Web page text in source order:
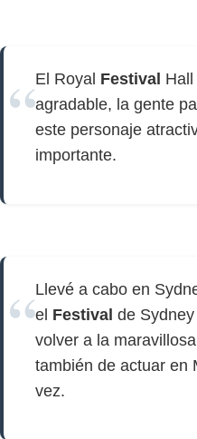
El Royal Festival
agradable, la gente
este personaje
importante.
Llevé a cabo en
el Festival de
volver a la
también de actuar en
vez.